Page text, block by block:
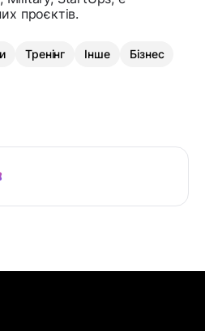
проєктів.
Тренінг Інше Бізнес